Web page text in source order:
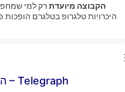
הקבוצה מיועדת
היכרויות טלגרופ בטלגרם הופכות
הכרויות לגיל 50 פלוס אתר הכרויות לגיל 50 – Telegraph